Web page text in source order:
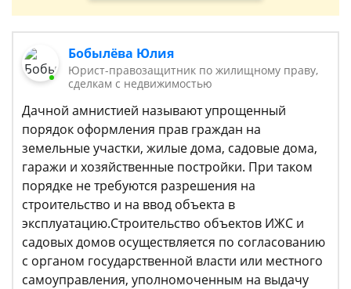
Бобылёва Юлия
Юрист-правозащитник по жилищному праву,
сделкам с недвижимостью
Дачной амнистией называют упрощенный
порядок оформления прав граждан на
земельные участки, жилые дома, садовые дома,
гаражи и хозяйственные постройки. При таком
порядке не требуются разрешения на
строительство и на ввод объекта в
эксплуатацию.Строительство объектов ИЖС и
садовых домов осуществляется по согласованию
с органом государственной власти или местного
самоуправления, уполномоченным на выдачу